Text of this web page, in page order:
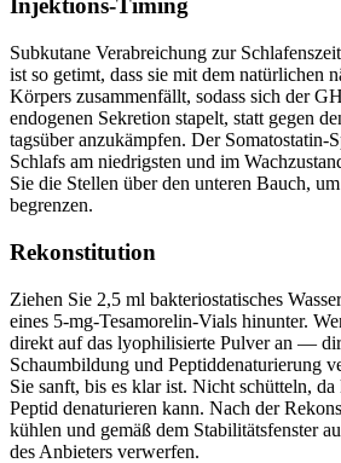
Injektions-Timing
Subkutane Verabreichung zur
ist so getimt, dass sie mit dem natürlichen
Körpers zusammenfällt, sodass sich der
endogenen Sekretion stapelt, statt gegen
tagsüber anzukämpfen. Der Somatostatin-
Schlafs am niedrigsten und im
Sie die Stellen über den unteren Bauch,
begrenzen.
Rekonstitution
Ziehen Sie 2,5 ml bakteriostatisches
eines 5-mg-Tesamorelin-Vials hinunter.
direkt auf das lyophilisierte Pulver an —
Schaumbildung und Peptiddenaturierung
Sie sanft, bis es klar ist. Nicht schütteln,
Peptid denaturieren kann. Nach der
kühlen und gemäß dem Stabilitätsfenster
des Anbieters verwerfen.